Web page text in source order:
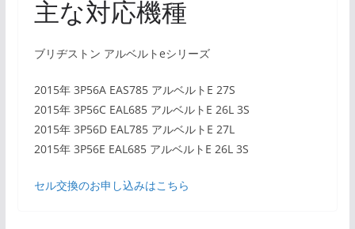
主な対応機種
ブリヂストン アルベルトeシリーズ
2015年 3P56A EAS785 アルベルトE 27S
2015年 3P56C EAL685 アルベルトE 26L 3S
2015年 3P56D EAL785 アルベルトE 27L
2015年 3P56E EAL685 アルベルトE 26L 3S
セル交換のお申し込みはこちら